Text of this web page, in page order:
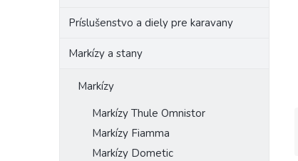
Príslušenstvo a diely pre karavany
Markízy a stany
Markízy
Markízy Thule Omnistor
Markízy Fiamma
Markízy Dometic